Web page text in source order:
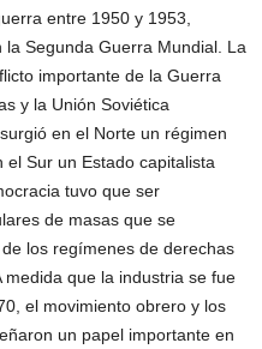
entre 1950 y 1953,
Segunda Guerra Mundial. La
importante de la Guerra
y la Unión Soviética
en el Norte un régimen
el Sur un Estado capitalista
tuvo que ser
de masas que se
los regímenes de derechas
medida que la industria se fue
el movimiento obrero y los
un papel importante en